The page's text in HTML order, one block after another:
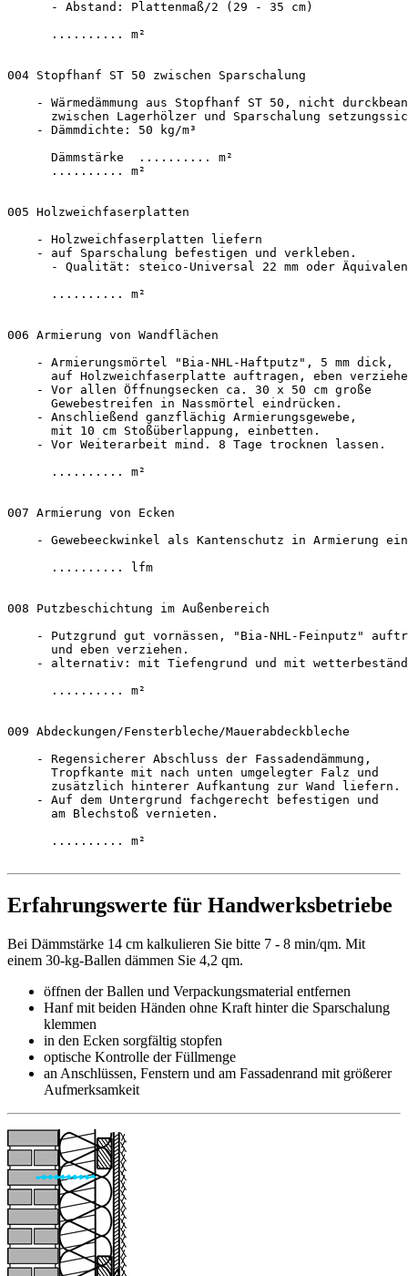
      - Abstand: Plattenmaß/2 (29 - 35 cm)
      .......... m²
004 Stopfhanf ST 50 zwischen Sparschalung
- Wärmedämmung aus Stopfhanf ST 50, nicht
zwischen Lagerhölzer und Sparschalung
    - Dämmdichte: 50 kg/m³
      Dämmstärke  .......... m²
      .......... m²
005 Holzweichfaserplatten
    - Holzweichfaserplatten liefern
    - auf Sparschalung befestigen und verkleben.
- Qualität: steico-Universal 22 mm oder
      .......... m²
006 Armierung von Wandflächen
    - Armierungsmörtel "Bia-NHL-Haftputz", 5 mm dick,
auf Holzweichfaserplatte auftragen, eben
    - Vor allen Öffnungsecken ca. 30 x 50 cm große
      Gewebestreifen in Nassmörtel eindrücken.
    - Anschließend ganzflächig Armierungsgewebe,
      mit 10 cm Stoßüberlappung, einbetten.
    - Vor Weiterarbeit mind. 8 Tage trocknen lassen.
      .......... m²
007 Armierung von Ecken
- Gewebeeckwinkel als Kantenschutz in Armierung
      .......... lfm
008 Putzbeschichtung im Außenbereich
- Putzgrund gut vornässen, "Bia-NHL-Feinputz"
      und eben verziehen.
- alternativ: mit Tiefengrund und mit
      .......... m²
009 Abdeckungen/Fensterbleche/Mauerabdeckbleche
    - Regensicherer Abschluss der Fassadendämmung,
      Tropfkante mit nach unten umgelegter Falz und
      zusätzlich hinterer Aufkantung zur Wand liefern.
    - Auf dem Untergrund fachgerecht befestigen und
      am Blechstoß vernieten.
      .......... m²
Erfahrungswerte für Handwerksbetriebe
Bei Dämmstärke 14 cm kalkulieren Sie bitte 7 - 8 min/qm. Mit
einem 30-kg-Ballen dämmen Sie 4,2 qm.
öffnen der Ballen und Verpackungsmaterial entfernen
Hanf mit beiden Händen ohne Kraft hinter die Sparschalung
klemmen
in den Ecken sorgfältig stopfen
optische Kontrolle der Füllmenge
an Anschlüssen, Fenstern und am Fassadenrand mit größerer
Aufmerksamkeit